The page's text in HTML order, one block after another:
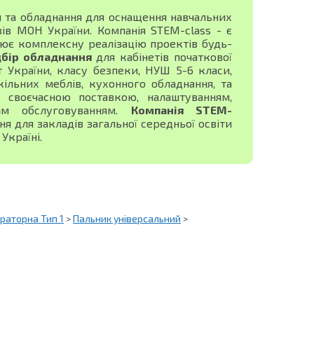
та обладнання для оснащення навчальних
МОН України. Компанія STEM-class - є
комплексну реалізацію проектів будь-
обладнаннядля кабінетів початкової
України, класу безпеки, НУШ 5-6 класи,
меблів, кухонного обладнання, та
поставкою, налаштуванням,
обслуговуванням. Компанія STEM-
закладів загальної середньої освіти
Тип 1 >Пальник універсальний >